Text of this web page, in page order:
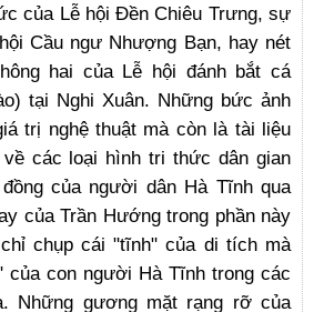
của Lễ hội Đền Chiêu Trưng, sự
Cầu ngư Nhượng Bạn, hay nét
hai của Lễ hội đánh bắt cá
tại Nghi Xuân. Những bức ảnh
trị nghệ thuật mà còn là tài liệu
các loại hình tri thức dân gian
của người dân Hà Tĩnh qua
của Trần Hướng trong phần này
chụp cái "tĩnh" của di tích mà
của con người Hà Tĩnh trong các
Những gương mặt rạng rỡ của